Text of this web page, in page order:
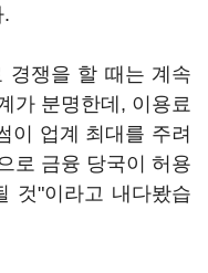
경쟁을 할 때는 계속
가 분명한데, 이용료
이 업계 최대를 주려
로 금융 당국이 허용
것"이라고 내다봤습